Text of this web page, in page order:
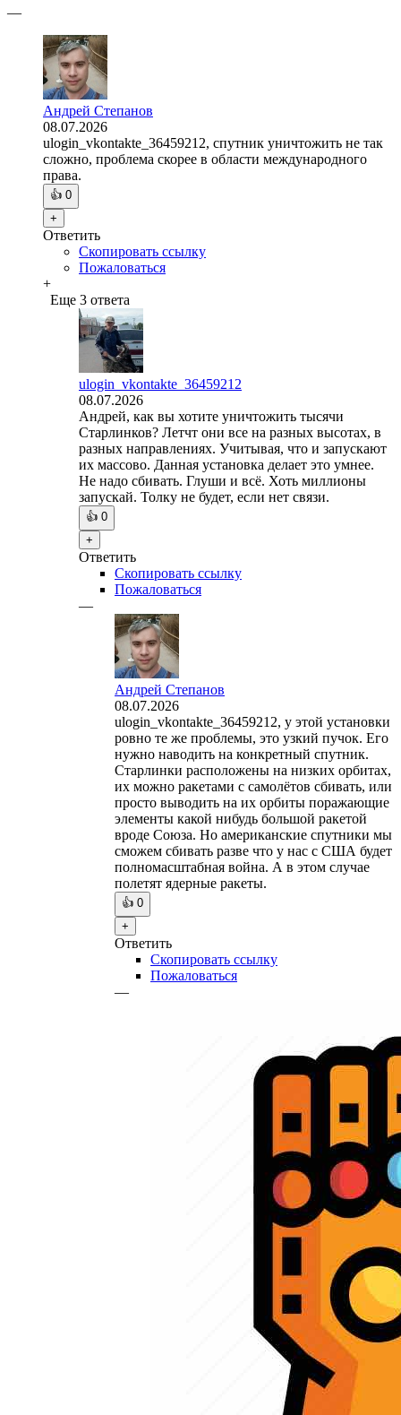
—
Андрей Степанов
08.07.2026
ulogin_vkontakte_36459212, спутник уничтожить не так
сложно, проблема скорее в области международного
права.
👍 0
+
Ответить
Скопировать ссылку
Пожаловаться
+
Еще 3 ответа
ulogin_vkontakte_36459212
08.07.2026
Андрей, как вы хотите уничтожить тысячи
Старлинков? Летчт они все на разных высотах, в
разных направлениях. Учитывая, что и запускают
их массово. Данная установка делает это умнее.
Не надо сбивать. Глуши и всё. Хоть миллионы
запускай. Толку не будет, если нет связи.
👍 0
+
Ответить
Скопировать ссылку
Пожаловаться
—
Андрей Степанов
08.07.2026
ulogin_vkontakte_36459212, у этой установки
ровно те же проблемы, это узкий пучок. Его
нужно наводить на конкретный спутник.
Старлинки расположены на низких орбитах,
их можно ракетами с самолётов сбивать, или
просто выводить на их орбиты поражающие
элементы какой нибудь большой ракетой
вроде Союза. Но американские спутники мы
сможем сбивать разве что у нас с США будет
полномасштабная война. А в этом случае
полетят ядерные ракеты.
👍 0
+
Ответить
Скопировать ссылку
Пожаловаться
—